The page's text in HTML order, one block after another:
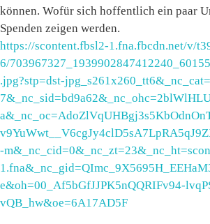
können. Wofür sich hoffentlich ein paar
Spenden zeigen werden.
https://scontent.fbsl2-1.fna.fbcdn.net/v/
6/
.jpg?stp=dst-
-
e&oh=00_Af5bGfJJPK5nQQRIFv94-
vQB_hw&oe=6A17AD5F